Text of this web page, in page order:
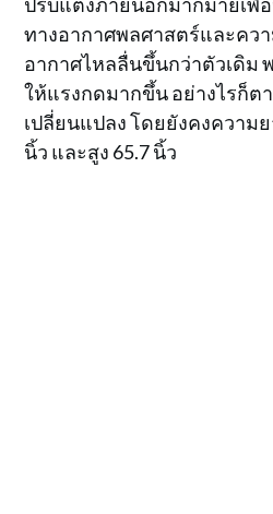
ปรับแต่งภายนอกมากมายเพื่
ทางอากาศพลศาสตร์และคว
อากาศไหลลื่นขึ้นกว่าตัวเดิม
ให้แรงกดมากขึ้น อย่างไรก็ต
เปลี่ยนแปลง โดยยังคงความย
นิ้ว และสูง 65.7 นิ้ว